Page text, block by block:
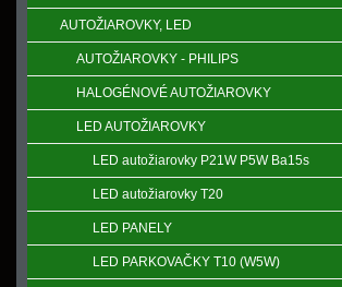
AUTOŽIAROVKY, LED
AUTOŽIAROVKY - PHILIPS
HALOGÉNOVÉ AUTOŽIAROVKY
LED AUTOŽIAROVKY
LED autožiarovky P21W P5W Ba15s
LED autožiarovky T20
LED PANELY
LED PARKOVAČKY T10 (W5W)